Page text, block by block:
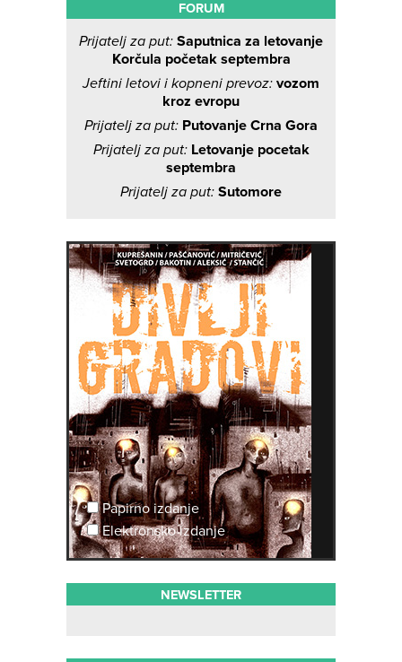
FORUM
Prijatelj za put: Saputnica za letovanje
Korčula početak septembra
Jeftini letovi i kopneni prevoz: vozom
kroz evropu
Prijatelj za put: Putovanje Crna Gora
Prijatelj za put: Letovanje pocetak
septembra
Prijatelj za put: Sutomore
Papirno izdanje
Elektronsko izdanje
NEWSLETTER